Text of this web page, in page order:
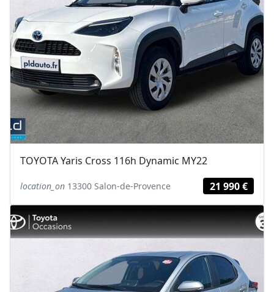
TOYOTA Yaris Cross 116h Dynamic MY22
location_on 13300 Salon-de-Provence 21 990 €